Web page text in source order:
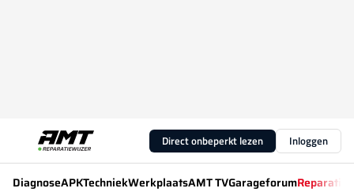
Direct onbeperkt lezen Inloggen
DiagnoseAPKTechniekWerkplaatsAMT TVGarageforum